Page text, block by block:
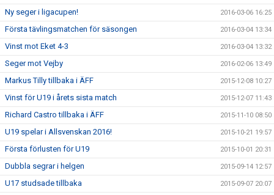
Ny seger i ligacupen! 2016-03-06 16:25
Första tävlingsmatchen för säsongen 2016-03-04 13:34
Vinst mot Eket 4-3 2016-03-04 13:32
Seger mot Vejby 2016-02-06 13:49
Markus Tilly tillbaka i ÄFF 2015-12-08 10:27
Vinst för U19 i årets sista match 2015-12-07 11:43
Richard Castro tillbaka i ÄFF 2015-11-10 08:50
U19 spelar i Allsvenskan 2016! 2015-10-21 19:57
Första förlusten för U19 2015-10-01 20:31
Dubbla segrar i helgen 2015-09-14 12:57
U17 studsade tillbaka 2015-09-07 20:07